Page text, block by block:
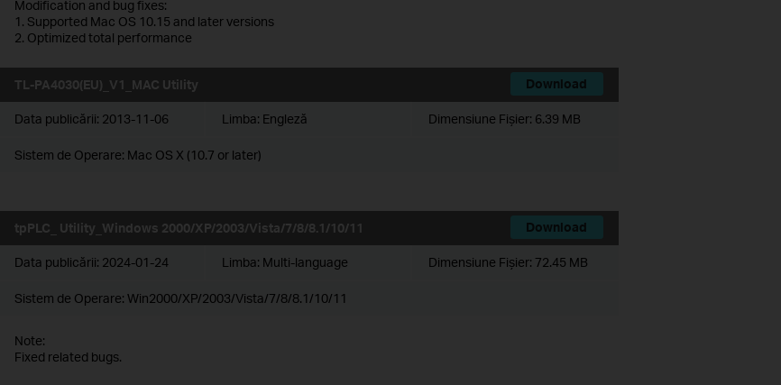
Modification and bug fixes:
1. Supported Mac OS 10.15 and later versions
2. Optimized total performance
TL-PA4030(EU)_V1_MAC Utility Download
Data publicării: 2013-11-06 Limba: Engleză Dimensiune Fişier: 6.39 MB
Sistem de Operare: Mac OS X (10.7 or later)
tpPLC_ Utility_Windows 2000/XP/2003/Vista/7/8/8.1/10/11 Download
Data publicării: 2024-01-24 Limba: Multi-language Dimensiune Fişier: 72.45 MB
Sistem de Operare: Win2000/XP/2003/Vista/7/8/8.1/10/11
Note:
Fixed related bugs.